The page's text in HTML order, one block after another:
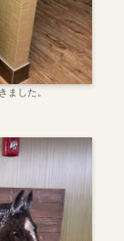
ました。